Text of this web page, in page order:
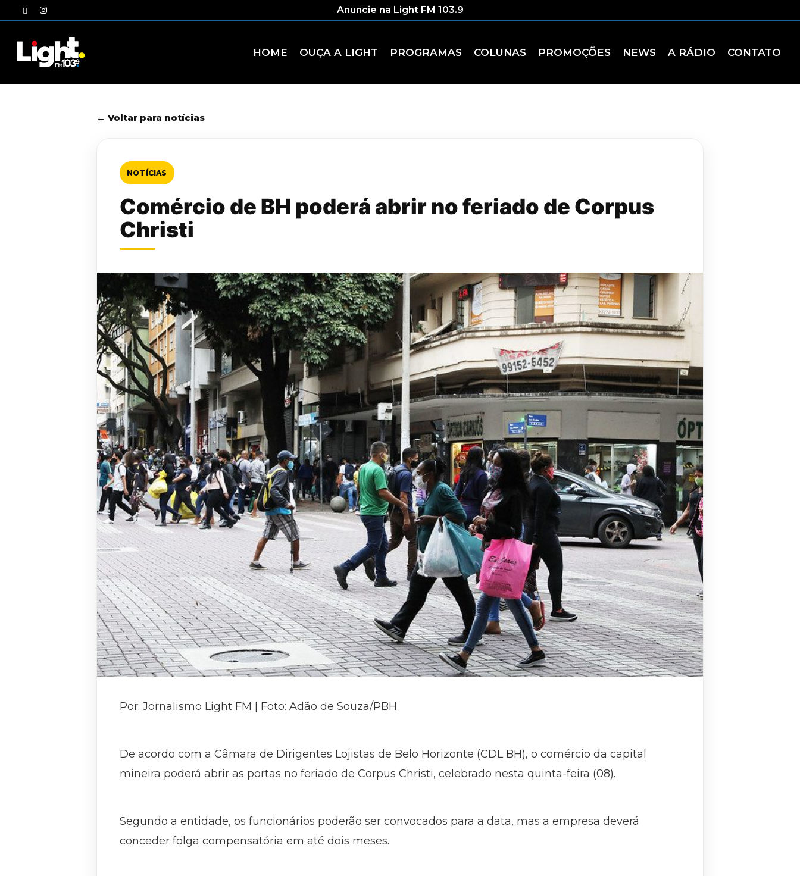
to
twitterinstagram Anuncie na Light FM 103.9
HOME OUÇA A LIGHT PROGRAMAS COLUNAS PROMOÇÕES NEWS A RÁDIO CONTATO
← Voltar para notícias
NOTÍCIAS
Comércio de BH poderá abrir no feriado de Corpus
Christi
Por: Jornalismo Light FM | Foto: Adão de Souza/PBH
De acordo com a Câmara de Dirigentes Lojistas de Belo Horizonte (CDL BH), o comércio da capital
mineira poderá abrir as portas no feriado de Corpus Christi, celebrado nesta quinta-feira (08).
Segundo a entidade, os funcionários poderão ser convocados para a data, mas a empresa deverá
conceder folga compensatória em até dois meses.